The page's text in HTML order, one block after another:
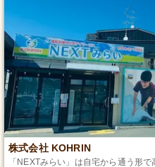
株式会社 KOHRIN
「NEXTみらい」は自宅から通う形